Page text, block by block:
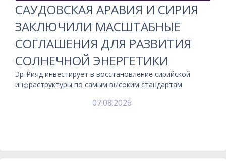
САУДОВСКАЯ АРАВИЯ И СИРИЯ
ЗАКЛЮЧИЛИ МАСШТАБНЫЕ
СОГЛАШЕНИЯ ДЛЯ РАЗВИТИЯ
СОЛНЕЧНОЙ ЭНЕРГЕТИКИ
Эр-Рияд инвестирует в восстановление сирийской
инфраструктуры по самым высоким стандартам
07.08.2026